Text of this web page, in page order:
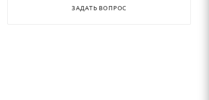
ЗАДАТЬ ВОПРОС